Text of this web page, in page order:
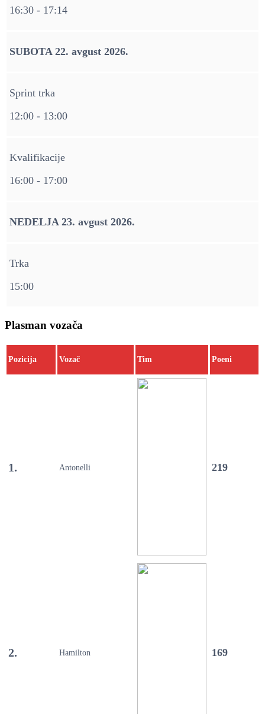
16:30 - 17:14
SUBOTA 22. avgust 2026.
Sprint trka
12:00 - 13:00
Kvalifikacije
16:00 - 17:00
NEDELJA 23. avgust 2026.
Trka
15:00
Plasman vozača
Pozicija Vozač Tim Poeni
1. Antonelli 219
2. Hamilton 169